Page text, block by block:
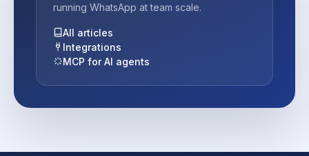
running WhatsApp at team scale.
All articles
Integrations
MCP for AI agents